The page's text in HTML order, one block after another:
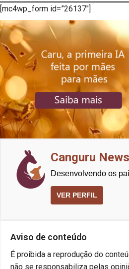
[mc4wp_form id=”26137″]
Canguru News
Desenvolvendo os
VER PERFIL
Aviso de conteúdo
É proibida a reprodução do
não se responsabiliza pelas